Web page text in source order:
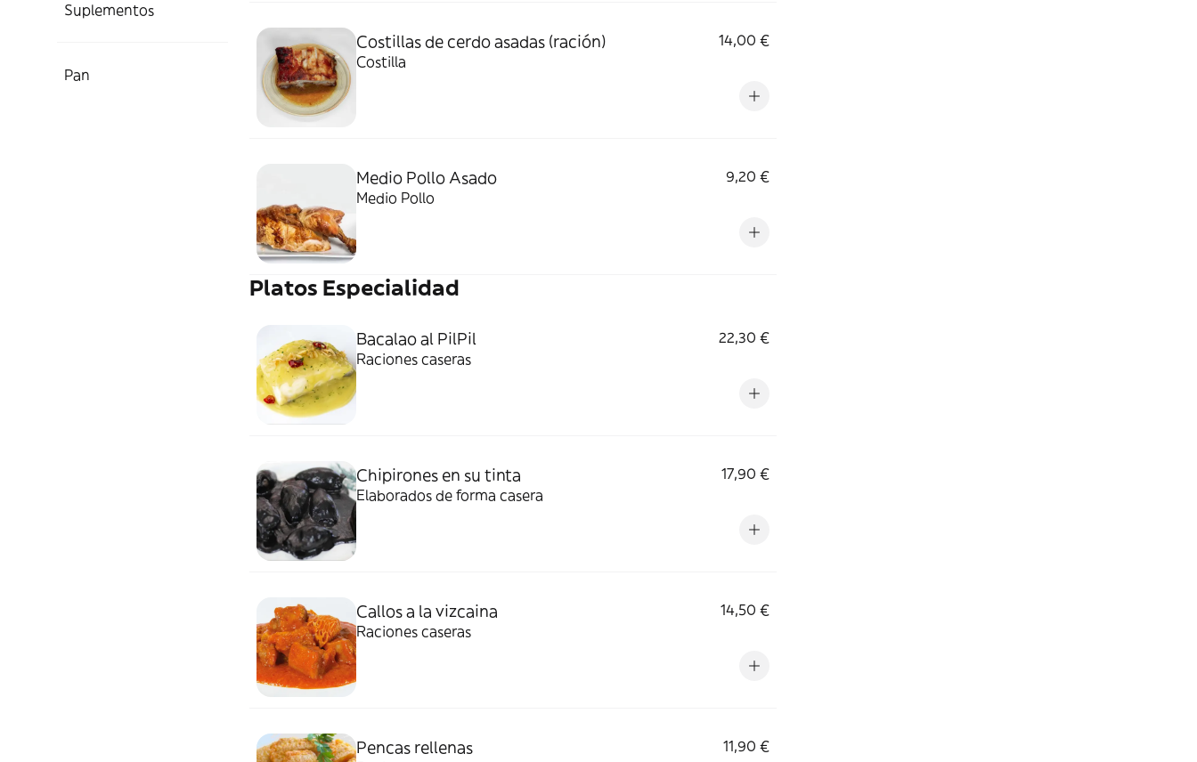
Suplementos
Pan
Costillas de cerdo asadas (ración)
14,00 €
Costilla
Medio Pollo Asado
9,20 €
Medio Pollo
Platos Especialidad
Bacalao al PilPil
22,30 €
Raciones caseras
Chipirones en su tinta
17,90 €
Elaborados de forma casera
Callos a la vizcaina
14,50 €
Raciones caseras
Pencas rellenas
11,90 €